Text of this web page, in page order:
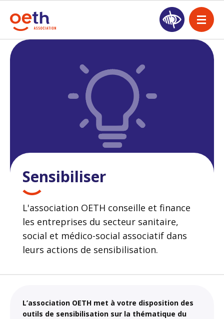
Sensibiliser
L'association OETH conseille et finance
les entreprises du secteur sanitaire,
social et médico-social associatif dans
leurs actions de sensibilisation.
L’association OETH met à votre disposition des
outils de sensibilisation sur la thématique du